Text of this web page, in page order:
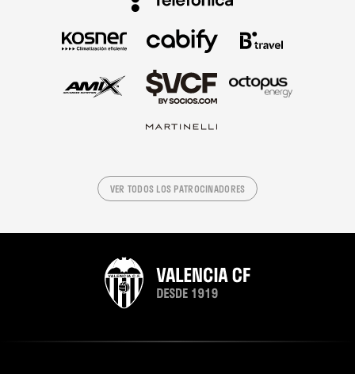
VER TODOS LOS PATROCINADORES